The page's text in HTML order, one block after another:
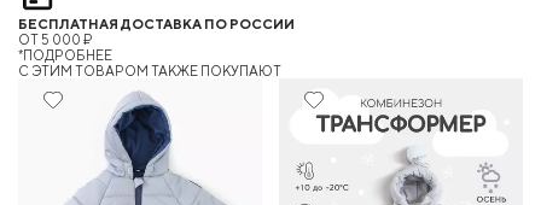
БЕСПЛАТНАЯ ДОСТАВКА ПО РОССИИ
ОТ 5 000 ₽
*ПОДРОБНЕЕ
C ЭТИМ ТОВАРОМ ТАКЖЕ ПОКУПАЮТ